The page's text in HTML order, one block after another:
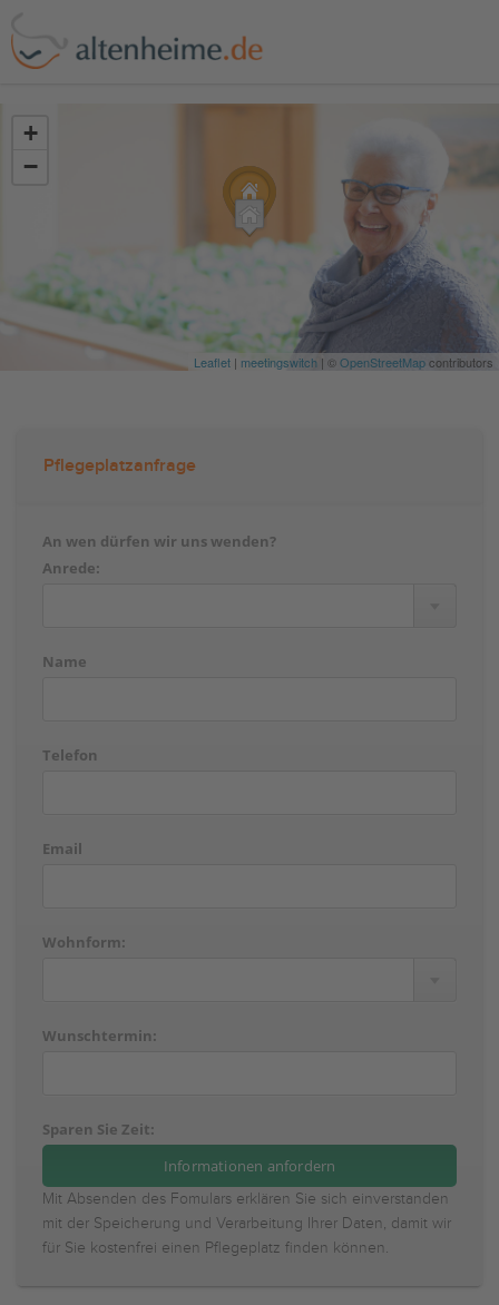
+
−
Leaflet | meetingswitch | ©OpenStreetMapcontributors
Pflegeplatzanfrage
An wen dürfen wir uns wenden?
Anrede:
Name
Telefon
Email
Wohnform:
Wunschtermin:
Sparen Sie Zeit:
Mit Absenden des Fomulars erklären Sie sich einverstanden
mit der Speicherung und Verarbeitung Ihrer Daten, damit wir
für Sie kostenfrei einen Pflegeplatz finden können.